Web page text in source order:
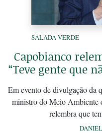
SALADA VERDE
Capobianco
“Teve gente que
Em evento de divulgação da
ministro do Meio Ambiente
relembra que